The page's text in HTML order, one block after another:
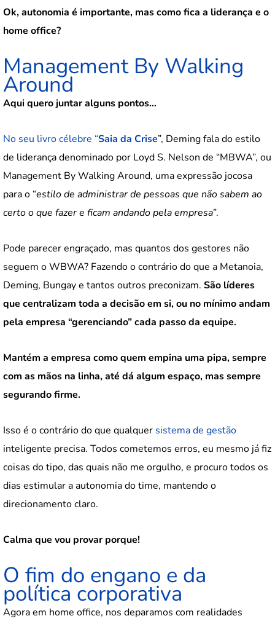
Ok, autonomia é importante, mas como fica a liderança e o
home office?
Management By Walking
Around
Aqui quero juntar alguns pontos…
No seu livro célebre “Saia da Crise”, Deming fala do estilo
de liderança denominado por Loyd S. Nelson de “MBWA”, ou
Management By Walking Around, uma expressão jocosa
para o “estilo de administrar de pessoas que não sabem ao
certo o que fazer e ficam andando pela empresa”.
Pode parecer engraçado, mas quantos dos gestores não
seguem o WBWA? Fazendo o contrário do que a Metanoia,
Deming, Bungay e tantos outros preconizam. São líderes
que centralizam toda a decisão em si, ou no mínimo andam
pela empresa “gerenciando” cada passo da equipe.
Mantém a empresa como quem empina uma pipa, sempre
com as mãos na linha, até dá algum espaço, mas sempre
segurando firme.
Isso é o contrário do que qualquer sistema de gestão
inteligente precisa. Todos cometemos erros, eu mesmo já fiz
coisas do tipo, das quais não me orgulho, e procuro todos os
dias estimular a autonomia do time, mantendo o
direcionamento claro.
Calma que vou provar porque!
O fim do engano e da
política corporativa
Agora em home office, nos deparamos com realidades